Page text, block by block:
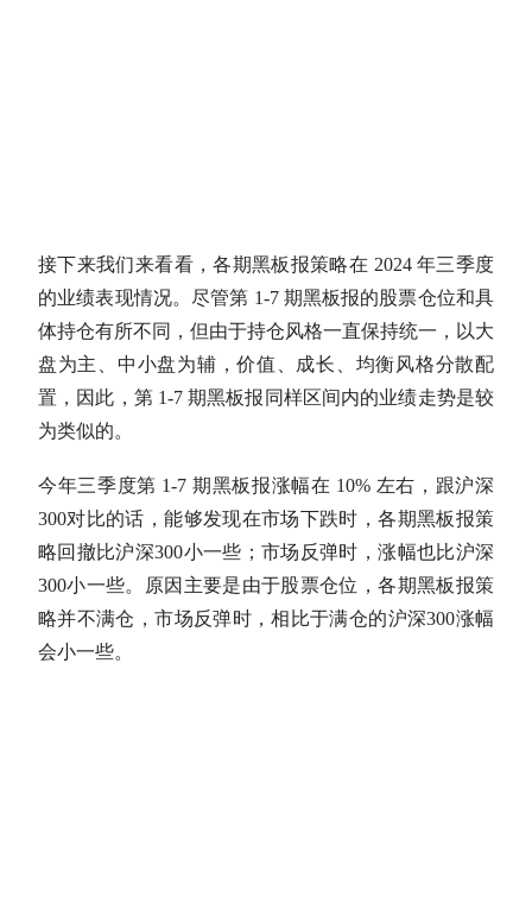
接下来我们来看看，各期黑板报策略在 2024 年三季度
的业绩表现情况。尽管第 1-7 期黑板报的股票仓位和具
体持仓有所不同，但由于持仓风格一直保持统一，以大
盘为主、中小盘为辅，价值、成长、均衡风格分散配
置，因此，第 1-7 期黑板报同样区间内的业绩走势是较
为类似的。
今年三季度第 1-7 期黑板报涨幅在 10% 左右，跟沪深
300对比的话，能够发现在市场下跌时，各期黑板报策
略回撤比沪深300小一些；市场反弹时，涨幅也比沪深
300小一些。原因主要是由于股票仓位 ，各期黑板报策
略并不满仓，市场反弹时，相比于满仓的沪深300涨幅
会小一些。